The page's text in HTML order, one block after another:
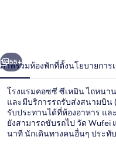
ซี
เห
มิน
ไถ
า
ถัดไป
55+
ภาพรวมห้องพักที่ตั้งนโยบายการ
โรงแรมคอซซี ซีเหมิน ไถหนา
และมีบริการรถรับส่งสนามบิน
รับประทานได้ที่ห้องอาหาร แล
ยังสามารถขับรถไป วัด Wufei
นาที นักเดินทางคนอื่นๆ ประทั